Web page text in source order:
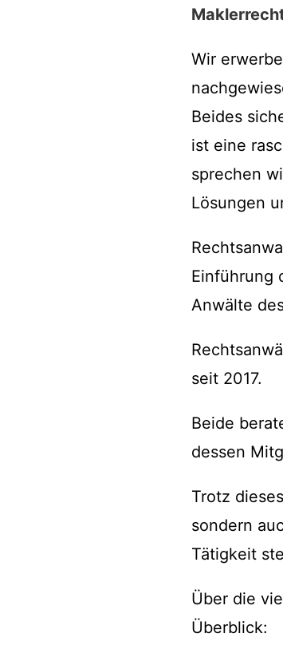
Wir
Beides
ist eine
sprechen
Lösungen
Einführung
Anwälte
seit 2017.
Beide
dessen
Trotz
sondern
Tätigkeit
Über die
Überblick: